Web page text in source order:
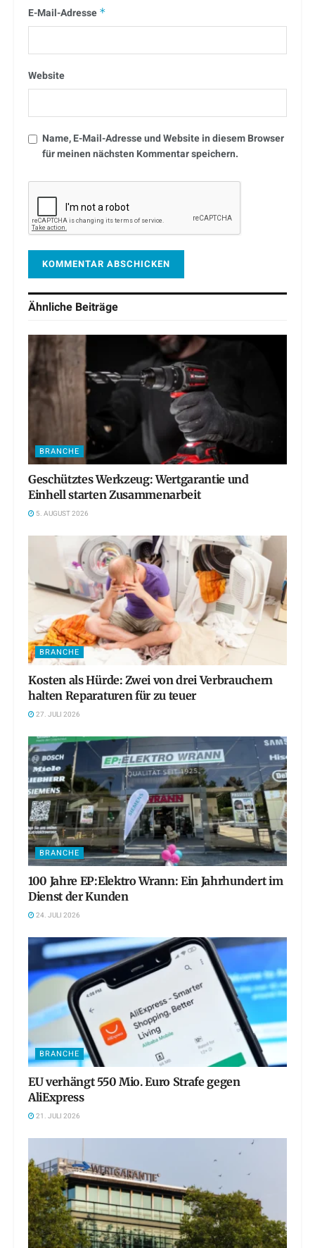
E-Mail-Adresse *
Website
Name, E-Mail-Adresse und Website in diesem Browser
für meinen nächsten Kommentar speichern.
Ähnliche Beiträge
BRANCHE
Geschütztes Werkzeug: Wertgarantie und
Einhell starten Zusammenarbeit
5. AUGUST 2026
BRANCHE
Kosten als Hürde: Zwei von drei Verbrauchern
halten Reparaturen für zu teuer
27. JULI 2026
BRANCHE
100 Jahre EP:Elektro Wrann: Ein Jahrhundert im
Dienst der Kunden
24. JULI 2026
BRANCHE
EU verhängt 550 Mio. Euro Strafe gegen
AliExpress
21. JULI 2026